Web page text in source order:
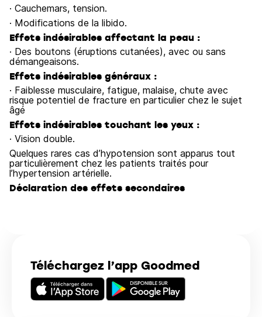
Téléchargez l’app Goodmed
· Cauchemars, tension.
· Modifications de la libido.
Effets indésirables affectant la peau :
· Des boutons (éruptions cutanées), avec ou sans
démangeaisons.
Effets indésirables généraux :
· Faiblesse musculaire, fatigue, malaise, chute avec
risque potentiel de fracture en particulier chez le sujet
âgé
Effets indésirables touchant les yeux :
· Vision double.
Quelques rares cas d’hypotension sont apparus tout
particulièrement chez les patients traités pour
l’hypertension artérielle.
Déclaration des effets secondaires